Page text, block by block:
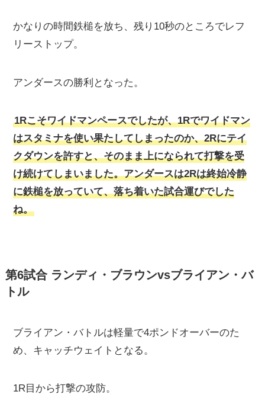
かなりの時間鉄槌を放ち、残り10秒のところでレフ
リーストップ。
アンダースの勝利となった。
1Rこそワイドマンペースでしたが、1Rでワイドマン
はスタミナを使い果たしてしまったのか、2Rにテイ
クダウンを許すと、そのまま上になられて打撃を受
け続けてしまいました。アンダースは2Rは終始冷静
に鉄槌を放っていて、落ち着いた試合運びでした
ね。
第6試合 ランディ・ブラウンvsブライアン・バ
トル
ブライアン・バトルは軽量で4ポンドオーバーのた
め、キャッチウェイトとなる。
1R目から打撃の攻防。